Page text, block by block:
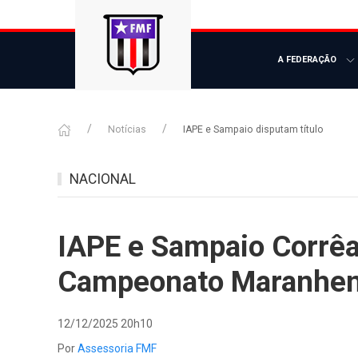
A FEDERAÇÃO
Notícias IAPE e Sampaio disputam título
NACIONAL
IAPE e Sampaio
Campeonato
12/12/2025 20h10
PorAssessoria FMF